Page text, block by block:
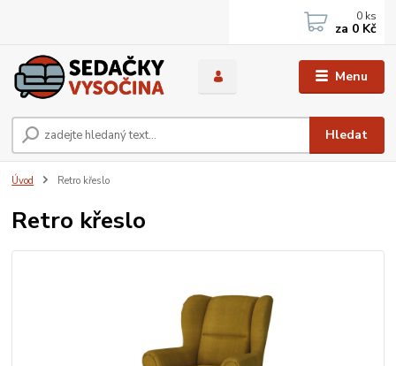
Menu
Hledat
0 ks
za 0 Kč
Úvod Retro křeslo
Retro křeslo